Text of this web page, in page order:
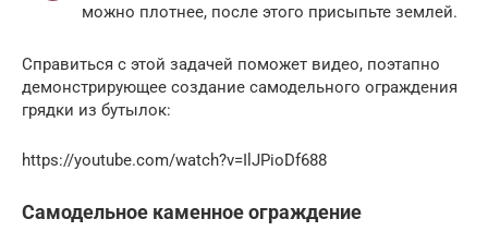
можно плотнее, после этого присыпьте землей.
Справиться с этой задачей поможет видео, поэтапно
демонстрирующее создание самодельного ограждения
грядки из бутылок:
https://youtube.com/watch?v=IlJPioDf688
Самодельное каменное ограждение